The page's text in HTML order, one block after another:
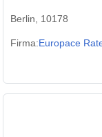
Berlin, 10178
Firma:Europace